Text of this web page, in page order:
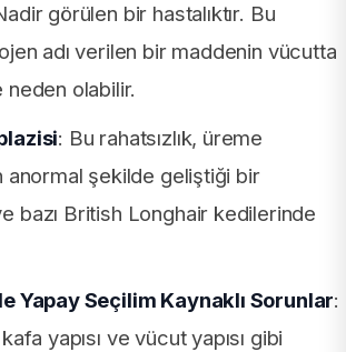
görülen bir hastalıktır. Bu
adı verilen bir maddenin vücutta
olabilir.
: Bu rahatsızlık, üreme
anormal şekilde geliştiği bir
bazı British Longhair kedilerinde
Yapay Seçilim Kaynaklı Sorunlar:
kafa yapısı ve vücut yapısı gibi